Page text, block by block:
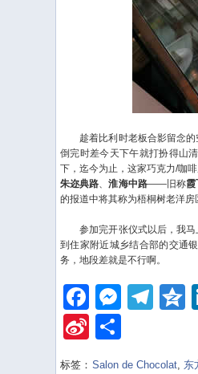
趁着比利时老板合影留念的
倒完时差今天下午就打扮得山
下，迄今为止，这家巧克力/咖
朱迩典路 、淮海中路——旧称霞
的报道中将其称为梧桐树老洋
参加完开张仪式以后，我马
到住家附近城乡结合部的交通
务，地段差就是不行啊。
Sina
标签： Salon de Chocolat, 东